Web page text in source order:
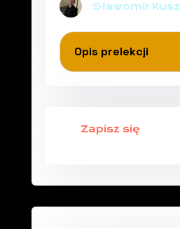
Sławomir Kusz
Opis prelekcji
Zapisz się